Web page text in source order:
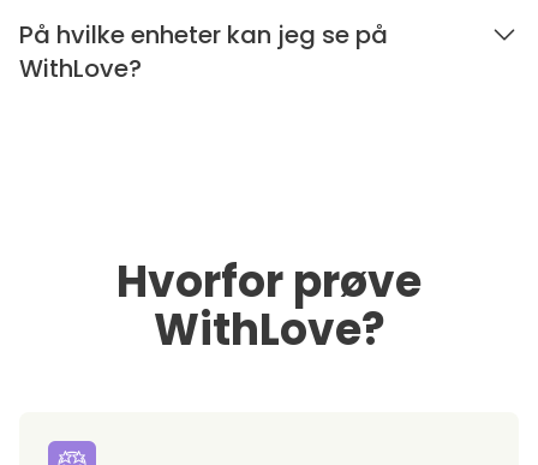
På hvilke enheter kan jeg se på
WithLove?
Hvorfor prøve
WithLove?